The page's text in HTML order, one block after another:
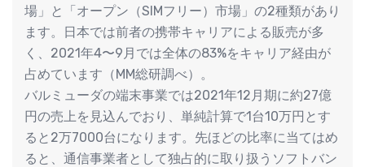
場」と「オープン（SIMフリー）市場」の2種類があり
ます。日本では前者の携帯キャリアによる販売が多
く、2021年4〜9月では全体の83%をキャリア経由が
占めています（MM総研調べ）。
バルミューダの端末事業では2021年12月期に約27億
円の売上を見込んでおり、単純計算で1台10万円とす
ると2万7000台になります。先ほどの比率に当てはめ
ると、通信事業者として独占的に取り扱うソフトバン